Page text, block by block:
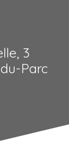
3
Parc